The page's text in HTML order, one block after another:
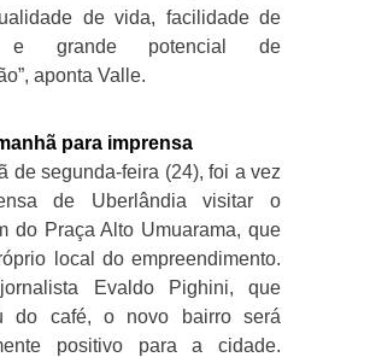
de vida, facilidade de
e grande potencial de
aponta Valle.
para imprensa
de segunda-feira (24), foi a vez
de Uberlândia visitar o
do Praça Alto Umuarama, que
local do empreendimento.
Evaldo Pighini, que
do café, o novo bairro será
positivo para a cidade.